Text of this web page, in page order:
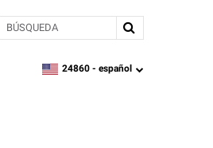
BÚSQUEDA
zipcode,language
24860 - español